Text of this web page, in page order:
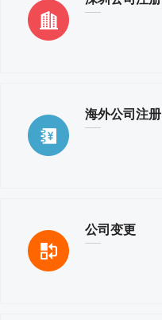
海外公司注册
公司变更